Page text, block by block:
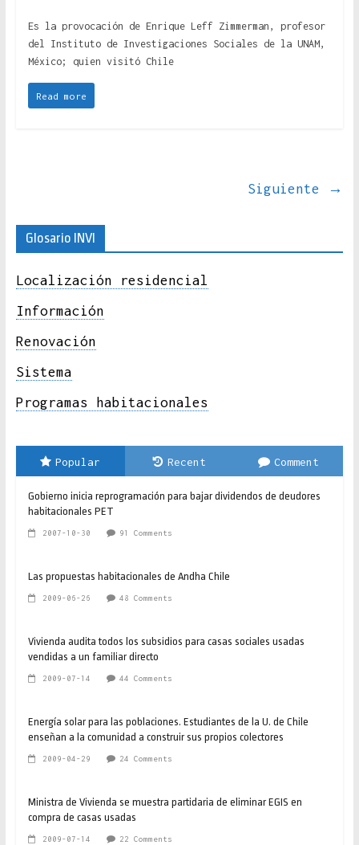
Es la provocación de Enrique Leff Zimmerman, profesor
del Instituto de Investigaciones Sociales de la UNAM,
México; quien visitó Chile
Read more
Siguiente →
Glosario INVI
Localización residencial
Información
Renovación
Sistema
Programas habitacionales
Popular Recent Comment
Gobierno inicia reprogramación para bajar dividendos de deudores
habitacionales PET
2007-10-30 91 Comments
Las propuestas habitacionales de Andha Chile
2009-06-26 48 Comments
Vivienda audita todos los subsidios para casas sociales usadas
vendidas a un familiar directo
2009-07-14 44 Comments
Energía solar para las poblaciones. Estudiantes de la U. de Chile
enseñan a la comunidad a construir sus propios colectores
2009-04-29 24 Comments
Ministra de Vivienda se muestra partidaria de eliminar EGIS en
compra de casas usadas
2009-07-14 22 Comments